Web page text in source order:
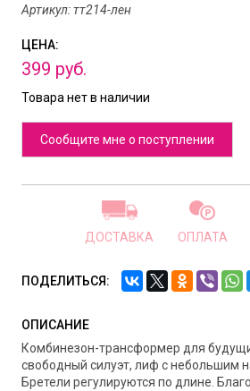
Артикул: тт214-лен
ЦЕНА:
399 руб.
Товара нет в наличии
Сообщите мне о поступлении
ДОСТАВКА ОПЛАТА
ПОДЕЛИТЬСЯ:
ОПИСАНИЕ
Комбинезон-трансформер для
свободный силуэт, лиф с небольшим
Бретели регулируются по длине.